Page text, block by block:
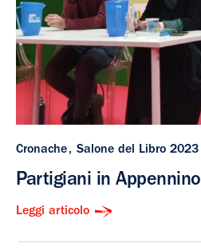
Cronache Salone del Libro 2023
Partigiani in Appennino
Leggi articolo